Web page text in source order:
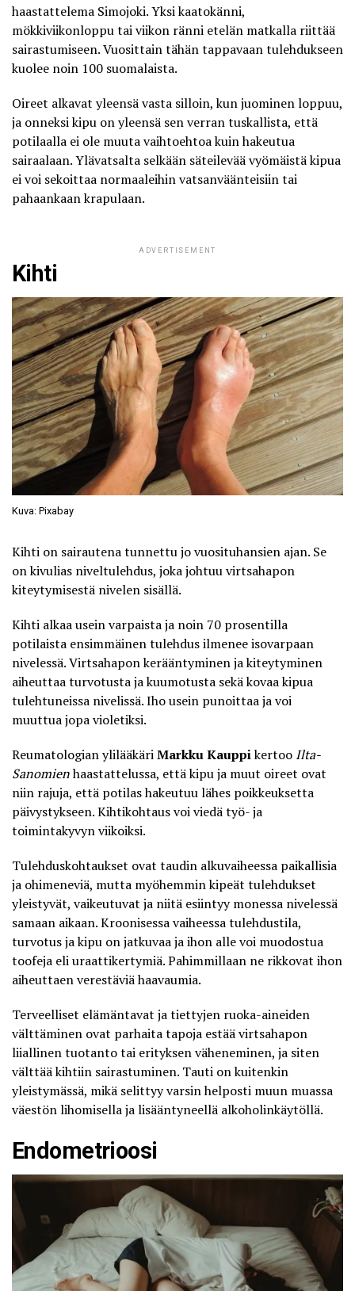
haastattelema Simojoki. Yksi kaatokänni,
mökkiviikonloppu tai viikon ränni etelän matkalla riittää
sairastumiseen. Vuosittain tähän tappavaan tulehdukseen
kuolee noin 100 suomalaista.
Oireet alkavat yleensä vasta silloin, kun juominen loppuu,
ja onneksi kipu on yleensä sen verran tuskallista, että
potilaalla ei ole muuta vaihtoehtoa kuin hakeutua
sairaalaan. Ylävatsalta selkään säteilevää vyömäistä kipua
ei voi sekoittaa normaaleihin vatsanväänteisiin tai
pahaankaan krapulaan.
ADVERTISEMENT
Kihti
Kuva: Pixabay
Kihti on sairautena tunnettu jo vuosituhansien ajan. Se
on kivulias niveltulehdus, joka johtuu virtsahapon
kiteytymisestä nivelen sisällä.
Kihti alkaa usein varpaista ja noin 70 prosentilla
potilaista ensimmäinen tulehdus ilmenee isovarpaan
nivelessä. Virtsahapon kerääntyminen ja kiteytyminen
aiheuttaa turvotusta ja kuumotusta sekä kovaa kipua
tulehtuneissa nivelissä. Iho usein punoittaa ja voi
muuttua jopa violetiksi.
Reumatologian ylilääkäriMarkku Kauppikertoo Ilta-
Sanomienhaastattelussa, ettäkipu ja muut oireet ovat
niin rajuja, että potilas hakeutuu lähes poikkeuksetta
päivystykseen. Kihtikohtaus voi viedä työ- ja
toimintakyvyn viikoiksi.
Tulehduskohtaukset ovat taudin alkuvaiheessa paikallisia
ja ohimeneviä, mutta myöhemmin kipeät tulehdukset
yleistyvät, vaikeutuvat ja niitä esiintyy monessa nivelessä
samaan aikaan. Kroonisessa vaiheessa tulehdustila,
turvotus ja kipu on jatkuvaa ja ihon alle voi muodostua
toofeja eli uraattikertymiä. Pahimmillaan ne rikkovat ihon
aiheuttaen verestäviä haavaumia.
Terveelliset elämäntavat ja tiettyjen ruoka-aineiden
välttäminen ovat parhaita tapoja estää virtsahapon
liiallinen tuotanto tai erityksen väheneminen, ja siten
välttää kihtiin sairastuminen. Tauti on kuitenkin
yleistymässä, mikä selittyy varsin helposti muun muassa
väestön lihomisella ja lisääntyneellä alkoholinkäytöllä.
Endometrioosi